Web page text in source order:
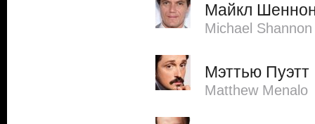
Майкл
Michael Shannon
Мэттью Пуэтт
Matthew Menalo